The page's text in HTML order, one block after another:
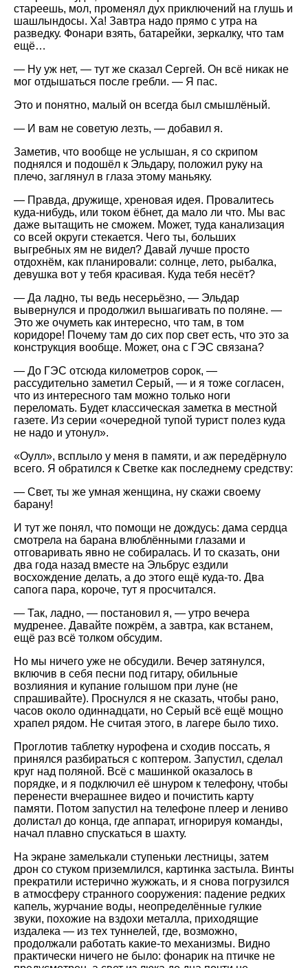
стареешь, мол, променял дух приключений на глушь и
шашлындосы. Ха! Завтра надо прямо с утра на
разведку. Фонари взять, батарейки, зеркалку, что там
ещё…
— Ну уж нет, — тут же сказал Сергей. Он всё никак не
мог отдышаться после гребли. — Я пас.
Это и понятно, малый он всегда был смышлёный.
— И вам не советую лезть, — добавил я.
Заметив, что вообще не услышан, я со скрипом
поднялся и подошёл к Эльдару, положил руку на
плечо, заглянул в глаза этому маньяку.
— Правда, дружище, хреновая идея. Провалитесь
куда-нибудь, или током ёбнет, да мало ли что. Мы вас
даже вытащить не сможем. Может, туда канализация
со всей округи стекается. Чего ты, больших
выгребных ям не видел? Давай лучше просто
отдохнём, как планировали: солнце, лето, рыбалка,
девушка вот у тебя красивая. Куда тебя несёт?
— Да ладно, ты ведь несерьёзно, — Эльдар
вывернулся и продолжил вышагивать по поляне. —
Это же очуметь как интересно, что там, в том
коридоре! Почему там до сих пор свет есть, что это за
конструкция вообще. Может, она с ГЭС связана?
— До ГЭС отсюда километров сорок, —
рассудительно заметил Серый, — и я тоже согласен,
что из интересного там можно только ноги
переломать. Будет классическая заметка в местной
газете. Из серии «очередной тупой турист полез куда
не надо и утонул».
«Оулл», всплыло у меня в памяти, и аж передёрнуло
всего. Я обратился к Светке как последнему средству:
— Свет, ты же умная женщина, ну скажи своему
барану!
И тут же понял, что помощи не дождусь: дама сердца
смотрела на барана влюблёнными глазами и
отговаривать явно не собиралась. И то сказать, они
два года назад вместе на Эльбрус ездили
восхождение делать, а до этого ещё куда-то. Два
сапога пара, короче, тут я просчитался.
— Так, ладно, — постановил я, — утро вечера
мудренее. Давайте пожрём, а завтра, как встанем,
ещё раз всё толком обсудим.
Но мы ничего уже не обсудили. Вечер затянулся,
включив в себя песни под гитару, обильные
возлияния и купание голышом при луне (не
спрашивайте). Проснулся я не сказать, чтобы рано,
часов около одиннадцати, но Серый всё ещё мощно
храпел рядом. Не считая этого, в лагере было тихо.
Проглотив таблетку нурофена и сходив поссать, я
принялся разбираться с коптером. Запустил, сделал
круг над поляной. Всё с машинкой оказалось в
порядке, и я подключил её шнуром к телефону, чтобы
перенести вчерашнее видео и почистить карту
памяти. Потом запустил на телефоне плеер и лениво
долистал до конца, где аппарат, игнорируя команды,
начал плавно спускаться в шахту.
На экране замелькали ступеньки лестницы, затем
дрон со стуком приземлился, картинка застыла. Винты
прекратили истерично жужжать, и я снова погрузился
в атмосферу странного сооружения: падение редких
капель, журчание воды, неопределённые гулкие
звуки, похожие на вздохи металла, приходящие
издалека — из тех туннелей, где, возможно,
продолжали работать какие-то механизмы. Видно
практически ничего не было: фонарик на птичке не